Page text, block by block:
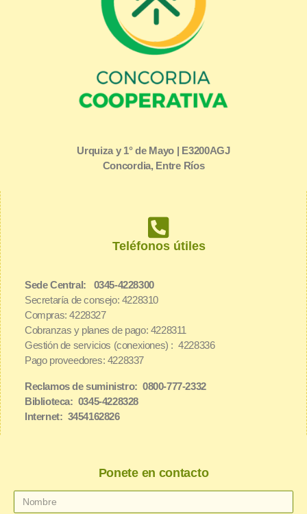
Urquiza y 1° de Mayo | E3200AGJ
Concordia, Entre Ríos
Teléfonos útiles
Sede Central: 0345-4228300
Secretaría de consejo: 4228310
Compras: 4228327
Cobranzas y planes de pago: 4228311
Gestión de servicios (conexiones) : 4228336
Pago proveedores: 4228337
Reclamos de suministro: 0800-777-2332
Biblioteca: 0345-4228328
Internet: 3454162826
Ponete en contacto